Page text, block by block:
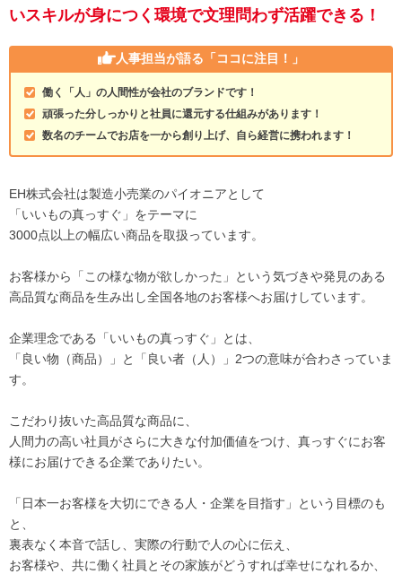
いスキルが身につく環境で文理問わず活躍できる！
人事担当が語る 「ココに注目！」
働く「人」の人間性が会社のブランドです！
頑張った分しっかりと社員に還元する仕組みがあります！
数名のチームでお店を一から創り上げ、自ら経営に携われます！
EH株式会社は製造小売業のパイオニアとして
「いいもの真っすぐ」をテーマに
3000点以上の幅広い商品を取扱っています。
お客様から「この様な物が欲しかった」という気づきや発見のある
高品質な商品を生み出し全国各地のお客様へお届けしています。
企業理念である「いいもの真っすぐ」とは、
「良い物（商品）」と「良い者（人）」2つの意味が合わさっていま
す。
こだわり抜いた高品質な商品に、
人間力の高い社員がさらに大きな付加価値をつけ、真っすぐにお客
様にお届けできる企業でありたい。
「日本一お客様を大切にできる人・企業を目指す」という目標のも
と、
裏表なく本音で話し、実際の行動で人の心に伝え、
お客様や、共に働く社員とその家族がどうすれば幸せになれるか、